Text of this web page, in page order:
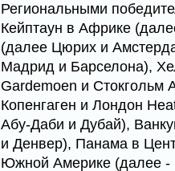
Региональными
Кейптаун в Африке
(далее Цюрих и
Мадрид и Барселона),
Gardemoen и Стокгольм
Копенгаген и Лондон
Абу-Даби и Дубай),
и Денвер), Панама в
Южной Америке (далее -